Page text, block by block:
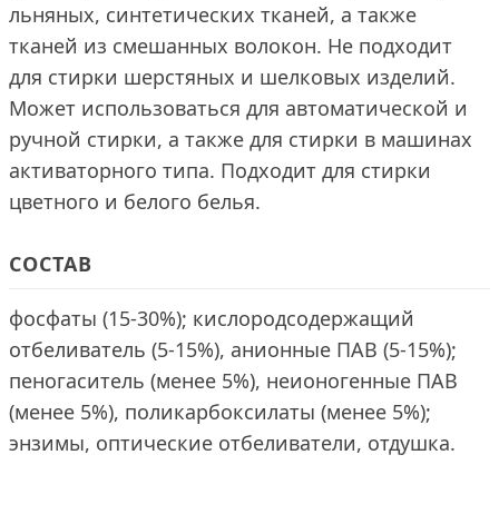
льняных, синтетических тканей, а также
тканей из смешанных волокон. Не подходит
для стирки шерстяных и шелковых изделий.
Может использоваться для автоматической и
ручной стирки, а также для стирки в машинах
активаторного типа. Подходит для стирки
цветного и белого белья.
СОСТАВ
фосфаты (15-30%); кислородсодержащий
отбеливатель (5-15%), анионные ПАВ (5-15%);
пеногаситель (менее 5%), неионогенные ПАВ
(менее 5%), поликарбоксилаты (менее 5%);
энзимы, оптические отбеливатели, отдушка.